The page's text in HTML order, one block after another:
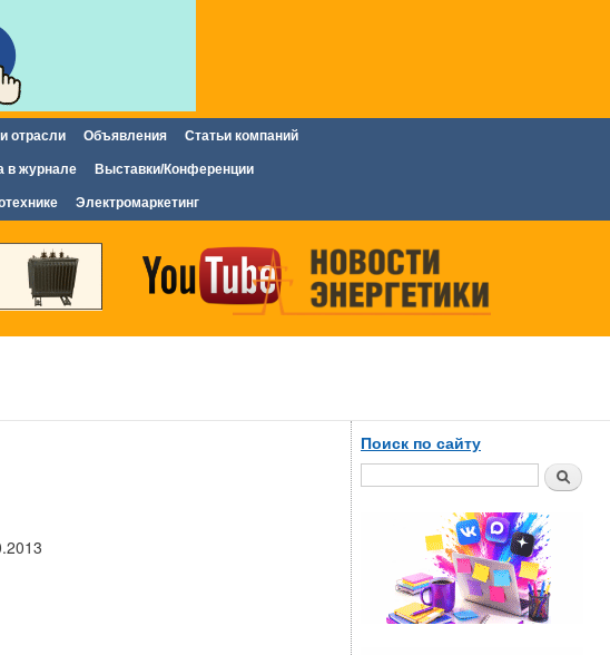
отрасли Объявления Статьи компаний
в журнале Выставки/Конференции
Электромаркетинг
Поиск по сайту
Поиск